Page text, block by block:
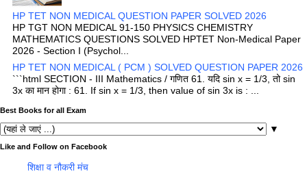
HP TET NON MEDICAL QUESTION PAPER SOLVED 2026
HP TGT NON MEDICAL 91-150 PHYSICS CHEMISTRY
MATHEMATICS QUESTIONS SOLVED HPTET Non-Medical Paper
2026 - Section I (Psychol...
HP TET NON MEDICAL ( PCM ) SOLVED QUESTION PAPER 2026
```html SECTION - III Mathematics / गणित 61. यदि sin x = 1/3, तो sin
3x का मान होगा : 61. If sin x = 1/3, then value of sin 3x is : ...
Best Books for all Exam
▼
Like and Follow on Facebook
शिक्षा व नौकरी मंच